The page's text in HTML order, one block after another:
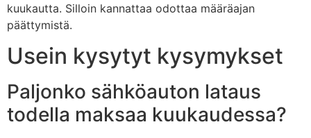
kuukautta. Silloin kannattaa odottaa määräajan
päättymistä.
Usein kysytyt kysymykset
Paljonko sähköauton lataus
todella maksaa kuukaudessa?